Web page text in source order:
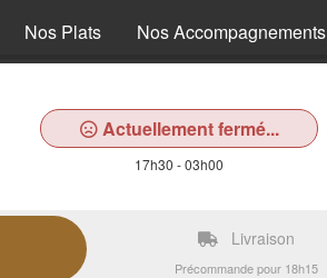
Nos Plats Nos Accompagnements
Actuellement fermé...
17h30 - 03h00
Livraison
Précommande pour 18h15